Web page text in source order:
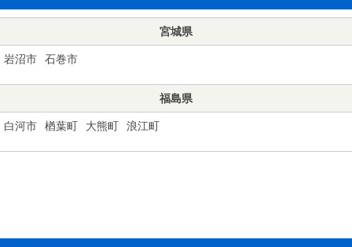
宮城県
岩沼市 石巻市
福島県
白河市 楢葉町 大熊町 浪江町